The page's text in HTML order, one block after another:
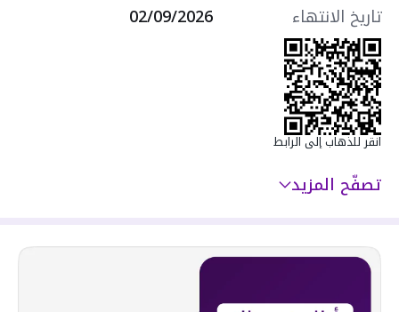
تاريخ الانتهاء 02/09/2026
انقر للذهاب إلى الرابط
تصفّح المزيد